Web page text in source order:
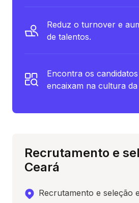
Reduz o turnover e
de talentos.
Encontra os
encaixam na cultura
Recrutamento e
Ceará
Recrutamento e seleção